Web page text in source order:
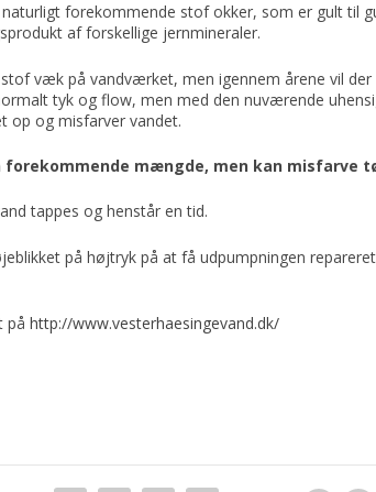
forekommende stof okker, som er gult til
af forskellige jernmineraler.
væk på vandværket, men igennem årene vil
tyk og flow, men med den nuværende
op og misfarver vandet.
mængde, men kan misfarve
tappes og henstår en tid.
på højtryk på at få udpumpningen
påhttp://www.vesterhaesingevand.dk/